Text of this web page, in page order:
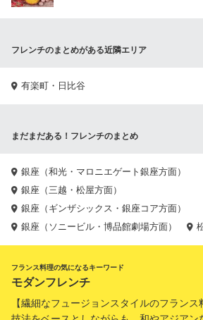
フレンチのまとめがある近隣エリア
有楽町・日比谷
まだまだある！フレンチのまとめ
銀座（和光・マロニエゲート銀座方面）
銀座（三越・松屋方面）
銀座（ギンザシックス・銀座コア方面）
銀座（ソニービル・博品館劇場方面）
フランス料理の気になるキーワード
モダンフレンチ
【繊細なフュージョンスタイルのフラン